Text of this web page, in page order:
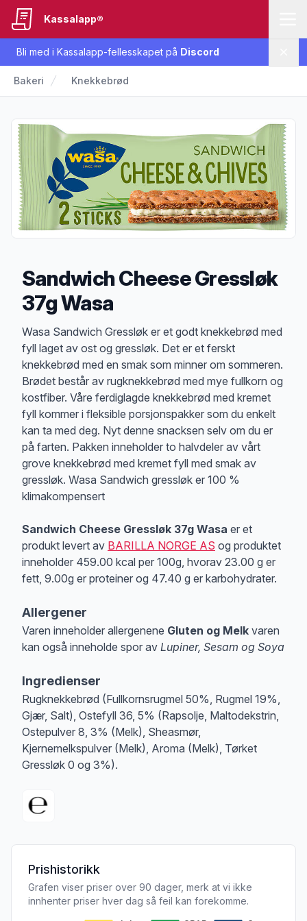
Bli med i Kassalapp-fellesskapet på Discord
Kassalapp®
Bakeri Knekkebrød
Sandwich Cheese Gressløk
37g Wasa
Produktbeskrivelse
Wasa Sandwich Gressløk er et godt knekkebrød med
fyll laget av ost og gressløk. Det er et ferskt
knekkebrød med en smak som minner om sommeren.
Brødet består av rugknekkebrød med mye fullkorn og
kostfiber. Våre ferdiglagde knekkebrød med kremet
fyll kommer i fleksible porsjonspakker som du enkelt
kan ta med deg. Nyt denne snacksen selv om du er
på farten. Pakken inneholder to halvdeler av vårt
grove knekkebrød med kremet fyll med smak av
gressløk. Wasa Sandwich gressløk er 100 %
klimakompensert
Sandwich Cheese Gressløk 37g Wasa er et
produkt levert av BARILLA NORGE AS og produktet
inneholder 459.00 kcal per 100g, hvorav 23.00 g er
fett, 9.00g er proteiner og 47.40 g er karbohydrater.
Allergener
Varen inneholder allergenene Gluten og Melk varen
kan også inneholde spor av Lupiner, Sesam og Soya
Ingredienser
Rugknekkebrød (Fullkornsrugmel 50%, Rugmel 19%,
Gjær, Salt), Ostefyll 36, 5% (Rapsolje, Maltodekstrin,
Ostepulver 8, 3% (Melk), Sheasmør,
Kjernemelkspulver (Melk), Aroma (Melk), Tørket
Gressløk 0 og 3%).
Prishistorikk
Grafen viser priser over 90 dager, merk at vi ikke
innhenter priser hver dag så feil kan forekomme.